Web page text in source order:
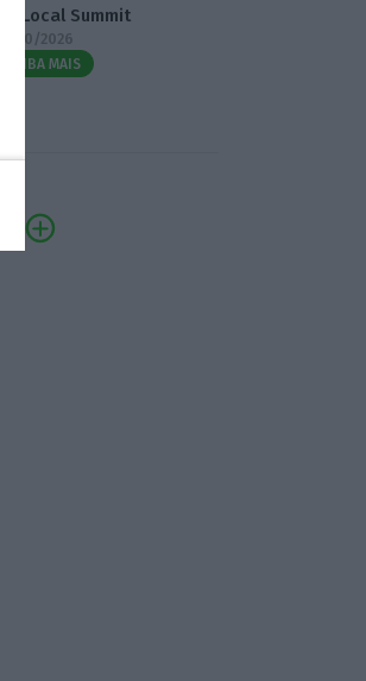
3.º Local Summit
07/10/2026
SAIBA MAIS